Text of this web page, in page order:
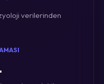
verilerinden